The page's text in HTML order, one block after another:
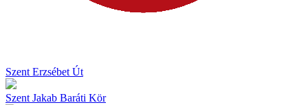
Szent Erzsébet Út
Szent Jakab Baráti Kör